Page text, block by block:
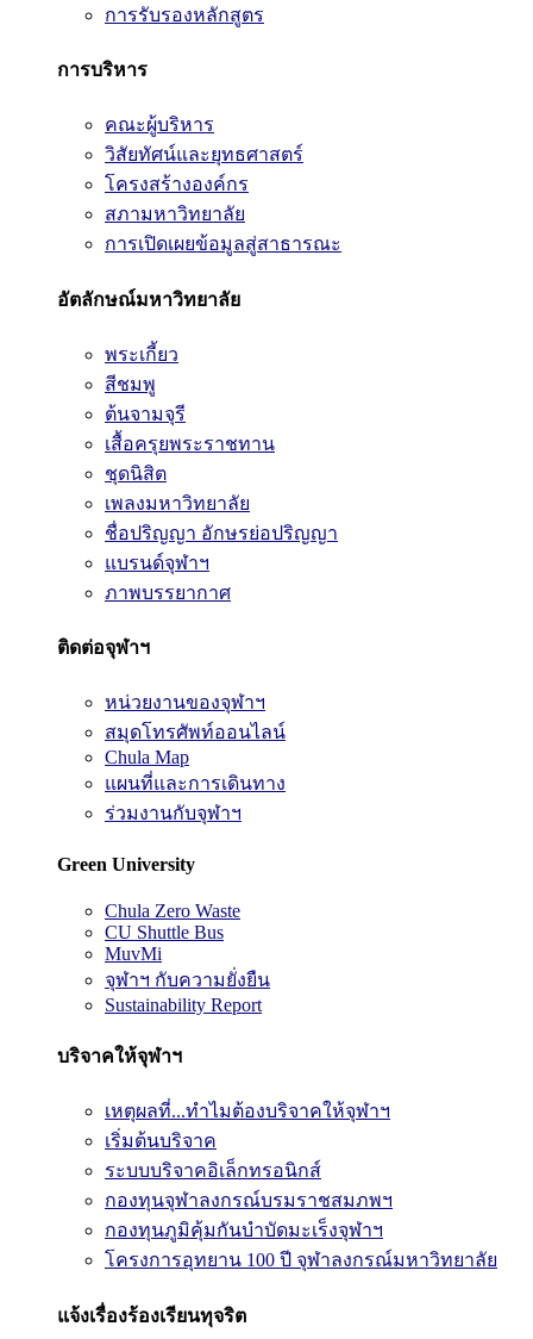
การรับรองหลักสูตร
การบริหาร
คณะผู้บริหาร
วิสัยทัศน์และยุทธศาสตร์
โครงสร้างองค์กร
สภามหาวิทยาลัย
การเปิดเผยข้อมูลสู่สาธารณะ
อัตลักษณ์มหาวิทยาลัย
พระเกี้ยว
สีชมพู
ต้นจามจุรี
เสื้อครุยพระราชทาน
ชุดนิสิต
เพลงมหาวิทยาลัย
ชื่อปริญญา อักษรย่อปริญญา
แบรนด์จุฬาฯ
ภาพบรรยากาศ
ติดต่อจุฬาฯ
หน่วยงานของจุฬาฯ
สมุดโทรศัพท์ออนไลน์
Chula Map
แผนที่และการเดินทาง
ร่วมงานกับจุฬาฯ
Green University
Chula Zero Waste
CU Shuttle Bus
MuvMi
จุฬาฯ กับความยั่งยืน
Sustainability Report
บริจาคให้จุฬาฯ
เหตุผลที่...ทำไมต้องบริจาคให้จุฬาฯ
เริ่มต้นบริจาค
ระบบบริจาคอิเล็กทรอนิกส์
กองทุนจุฬาลงกรณ์บรมราชสมภพฯ
กองทุนภูมิคุ้มกันบำบัดมะเร็งจุฬาฯ
โครงการอุทยาน 100 ปี จุฬาลงกรณ์มหาวิทยาลัย
แจ้งเรื่องร้องเรียนทุจริต